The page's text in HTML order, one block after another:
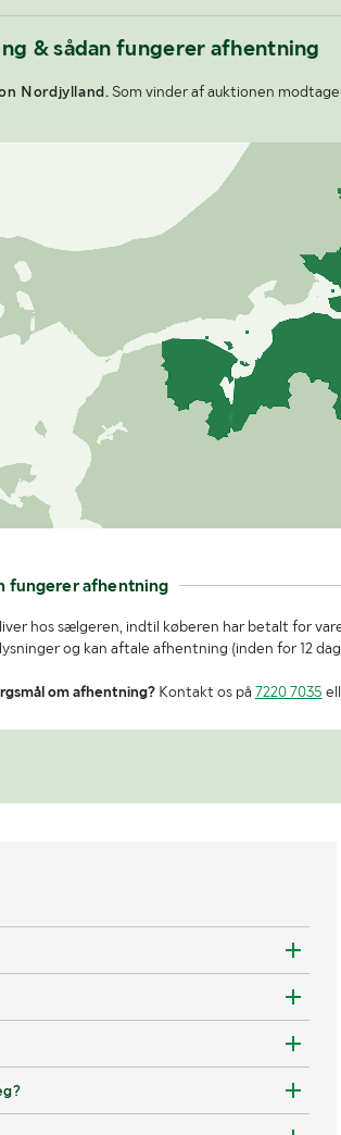
& sådan fungerer afhentning
Nordjylland.Som vinder af auktionen
fungerer afhentning
hos sælgeren, indtil køberen har betalt for
og kan aftale afhentning (inden for 12
om afhentning?Kontakt os på 7220 7035